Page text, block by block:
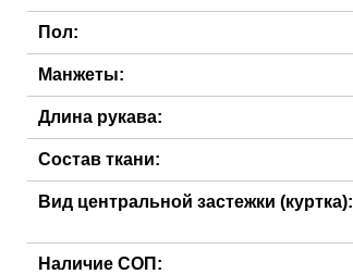
Пол:
Манжеты:
Длина рукава:
Состав ткани:
Вид центральной застежки (куртка):
Наличие СОП: